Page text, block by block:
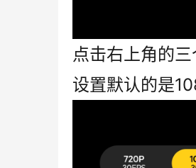
点击右上角的
设置默认的是